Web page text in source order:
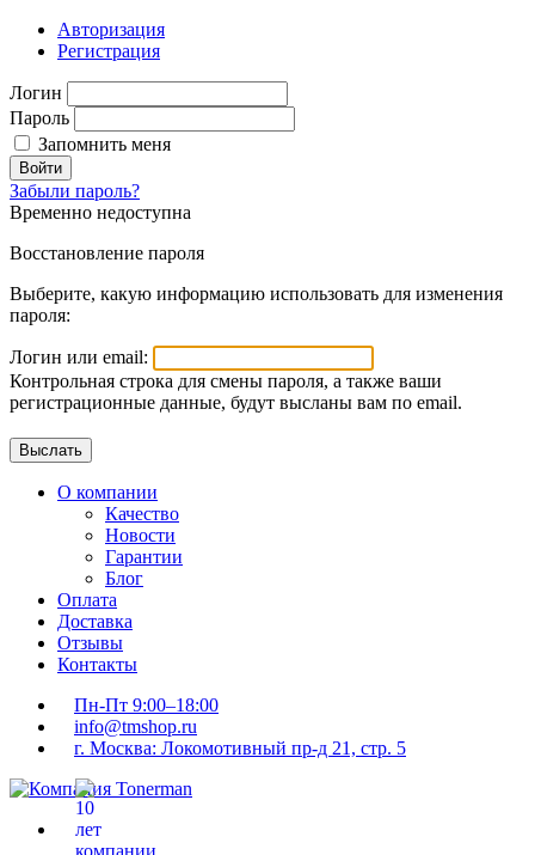
Авторизация
Регистрация
Логин
Пароль
Запомнить меня
Войти
Забыли пароль?
Временно недоступна
Восстановление пароля
Выберите, какую информацию использовать для изменения
пароля:
Логин или email:
Контрольная строка для смены пароля, а также ваши
регистрационные данные, будут высланы вам по email.
О компании
Качество
Новости
Гарантии
Блог
Оплата
Доставка
Отзывы
Контакты
Пн-Пт 9:00–18:00
info@tmshop.ru
г. Москва: Локомотивный пр-д 21, стр. 5